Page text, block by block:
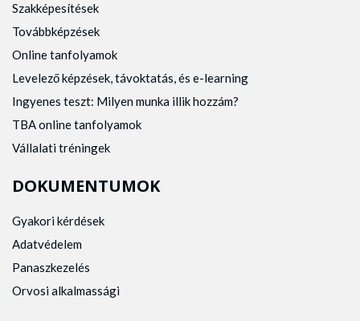
Szakképesítések
Továbbképzések
Online tanfolyamok
Levelező képzések, távoktatás, és e-learning
Ingyenes teszt: Milyen munka illik hozzám?
TBA online tanfolyamok
Vállalati tréningek
DOKUMENTUMOK
Gyakori kérdések
Adatvédelem
Panaszkezelés
Orvosi alkalmassági